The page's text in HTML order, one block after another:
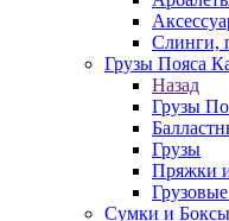
Слинги,
Грузы Пояса
Назад
Грузы
Грузы
Пряжки
Сумки и Боксы